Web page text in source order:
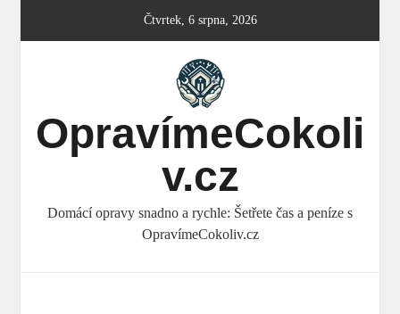
Čtvrtek, 6 srpna, 2026
OpravímeCokoli
v.cz
Domácí opravy snadno a rychle: Šetřete čas a peníze s
OpravímeCokoliv.cz